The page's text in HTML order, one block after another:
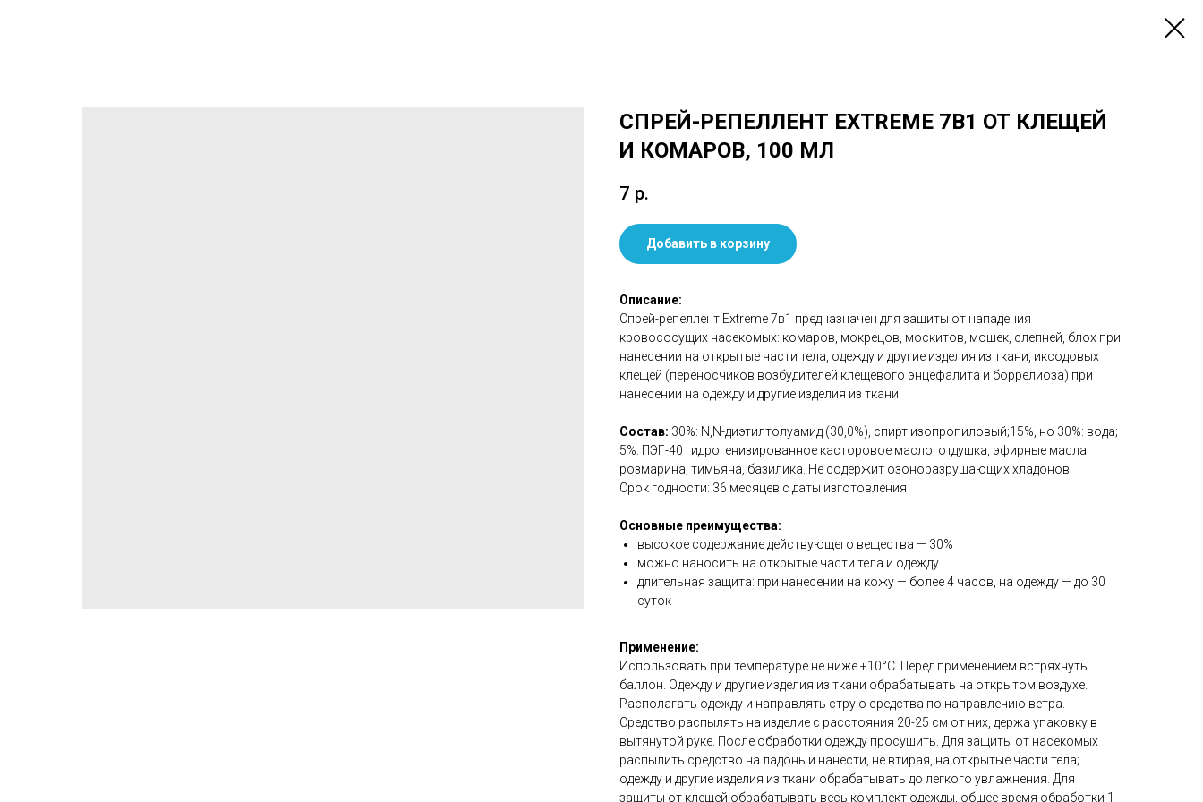
СПРЕЙ-РЕПЕЛЛЕНТ EXTREME 7В1 ОТ КЛЕЩЕЙ
И КОМАРОВ, 100 МЛ
7 р.
Добавить в корзину
Описание:
Спрей-репеллент Extreme 7в1 предназначен для защиты от нападения
кровососущих насекомых: комаров, мокрецов, москитов, мошек, слепней, блох при
нанесении на открытые части тела, одежду и другие изделия из ткани, иксодовых
клещей (переносчиков возбудителей клещевого энцефалита и боррелиоза) при
нанесении на одежду и другие изделия из ткани.
Состав: 30%: N,N-диэтилтолуамид (30,0%), спирт изопропиловый;15%, но 30%: вода;
5%: ПЭГ-40 гидрогенизированное касторовое масло, отдушка, эфирные масла
розмарина, тимьяна, базилика. Не содержит озоноразрушающих хладонов.
Срок годности: 36 месяцев с даты изготовления
Основные преимущества:
высокое содержание действующего вещества — 30%
можно наносить на открытые части тела и одежду
длительная защита: при нанесении на кожу — более 4 часов, на одежду — до 30
суток
Применение:
Использовать при температуре не ниже +10°С. Перед применением встряхнуть
баллон. Одежду и другие изделия из ткани обрабатывать на открытом воздухе.
Располагать одежду и направлять струю средства по направлению ветра.
Средство распылять на изделие с расстояния 20-25 см от них, держа упаковку в
вытянутой руке. После обработки одежду просушить. Для защиты от насекомых
распылить средство на ладонь и нанести, не втирая, на открытые части тела;
одежду и другие изделия из ткани обрабатывать до легкого увлажнения. Для
защиты от клещей обрабатывать весь комплект одежды, общее время обработки 1-